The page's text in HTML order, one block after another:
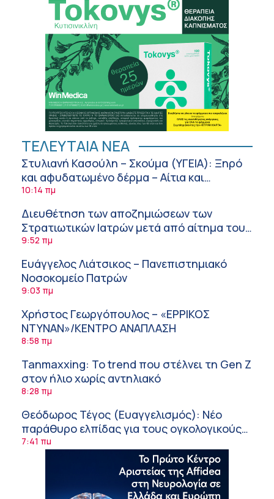
ΤΕΛΕΥΤΑΙΑ ΝΕΑ
Στυλιανή Κασούλη – Σκούμα (ΥΓΕΙΑ): Ξηρό
και αφυδατωμένο δέρμα – Αίτια και
αντιμετώπιση
10:14 πμ
Διευθέτηση των αποζημιώσεων των
Στρατιωτικών Ιατρών μετά από αίτημα του
ΙΣΑ
9:52 πμ
Ευάγγελος Λιάτσικος – Πανεπιστημιακό
Νοσοκομείο Πατρών
9:03 πμ
Χρήστος Γεωργόπουλος – «ΕΡΡΙΚΟΣ
ΝΤΥΝΑΝ»/ΚΕΝΤΡΟ ΑΝΑΠΛΑΣΗ
8:58 πμ
Tanmaxxing: To trend που στέλνει τη Gen Z
στον ήλιο χωρίς αντηλιακό
8:28 πμ
Θεόδωρος Τέγος (Ευαγγελισμός): Νέο
παράθυρο ελπίδας για τους ογκολογικούς
ασθενείς μέσω κλινικών δοκιμών
7:41 πμ
Ασφάλεια στο νερό: 8 χρήσιμες οδηγίες
από τον Ελληνικό Ερυθρό Σταυρό